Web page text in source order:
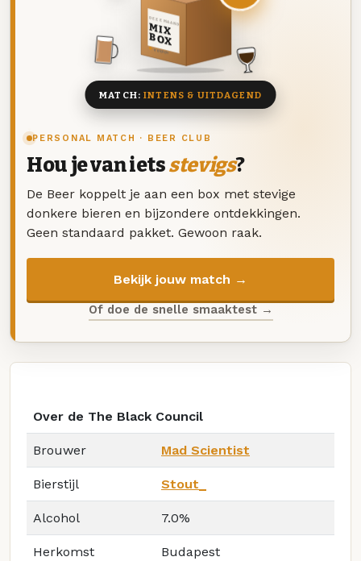
PERSONAL MATCH · BEER CLUB
Hou je van ietsstevigs?
De Beer koppelt je aan een box met stevige
donkere bieren en bijzondere ontdekkingen.
Geen standaard pakket. Gewoon raak.
Bekijk jouw match →
Of doe de snelle smaaktest →
DEZE MAAND
MIX
BOX
8 BIEREN
MATCH:INTENS & UITDAGEND
Over de The Black Council
Brouwer Mad Scientist
Bierstijl Stout_
Alcohol 7.0%
Herkomst Budapest